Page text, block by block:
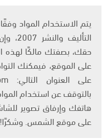
حقك، بصفتك مالكًا لهذه
على الموقع، فيمكنك
بالتوقف عن استخدام
هاتفك وإرفاق تصوير
على موقع الشمس. وشكرًا!